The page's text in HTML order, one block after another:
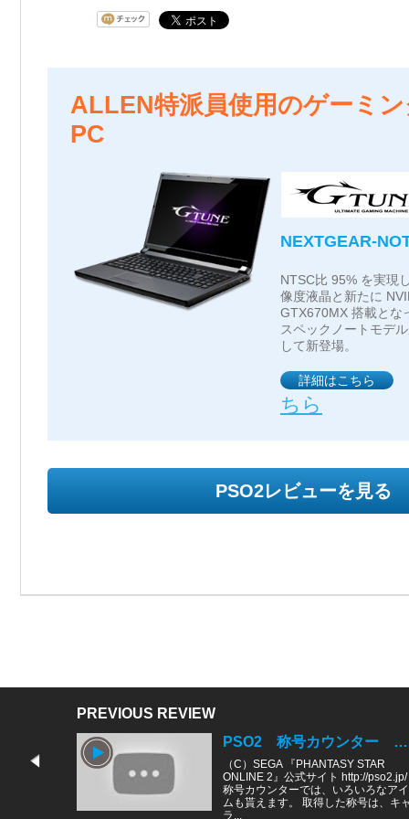
ALLEN特派員使用のゲーミ
PC
NEXTGEAR-
NTSC比 95% を実現
像度液晶と新たに
GTX670MX 搭載とな
スペックノートモデ
して新登場。
詳細はこちら
ちら
PSO2レビューを見る
PREVIOUS REVIEW
PSO2 称号カウンター ラケシス 称号の取得と報酬受取
（C）SEGA 『PHANTASY STAR
ONLINE 2』公式サイト http://pso2.jp/
称号カウンターでは、いろいろなア
ムも貰えます。 取得した称号は、キ
ラ...